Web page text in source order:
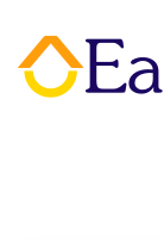
content